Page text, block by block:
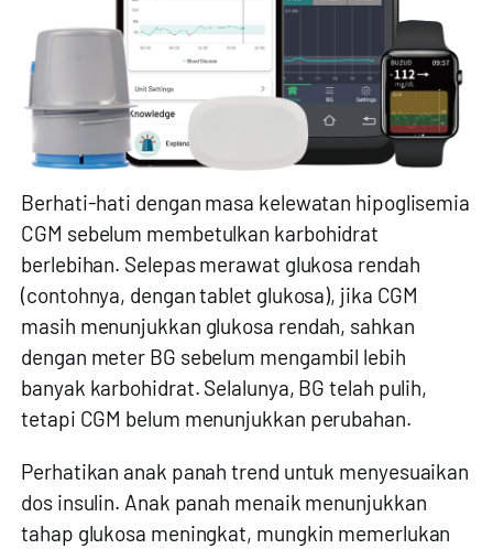
Berhati-hati dengan masa kelewatan hipoglisemia
CGM sebelum membetulkan karbohidrat
berlebihan. Selepas merawat glukosa rendah
(contohnya, dengan tablet glukosa), jika CGM
masih menunjukkan glukosa rendah, sahkan
dengan meter BG sebelum mengambil lebih
banyak karbohidrat. Selalunya, BG telah pulih,
tetapi CGM belum menunjukkan perubahan.
Perhatikan anak panah trend untuk menyesuaikan
dos insulin. Anak panah menaik menunjukkan
tahap glukosa meningkat, mungkin memerlukan